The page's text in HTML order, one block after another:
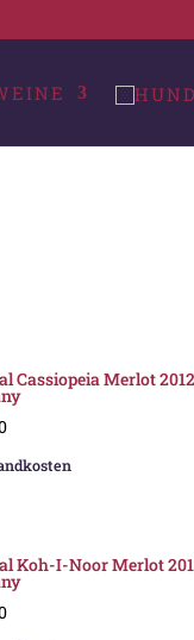
Cassiopeia Merlot
Koh-I-Noor Merlot